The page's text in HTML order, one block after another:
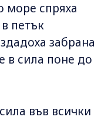
море спряха
петък
забрана
в сила поне до
във всички